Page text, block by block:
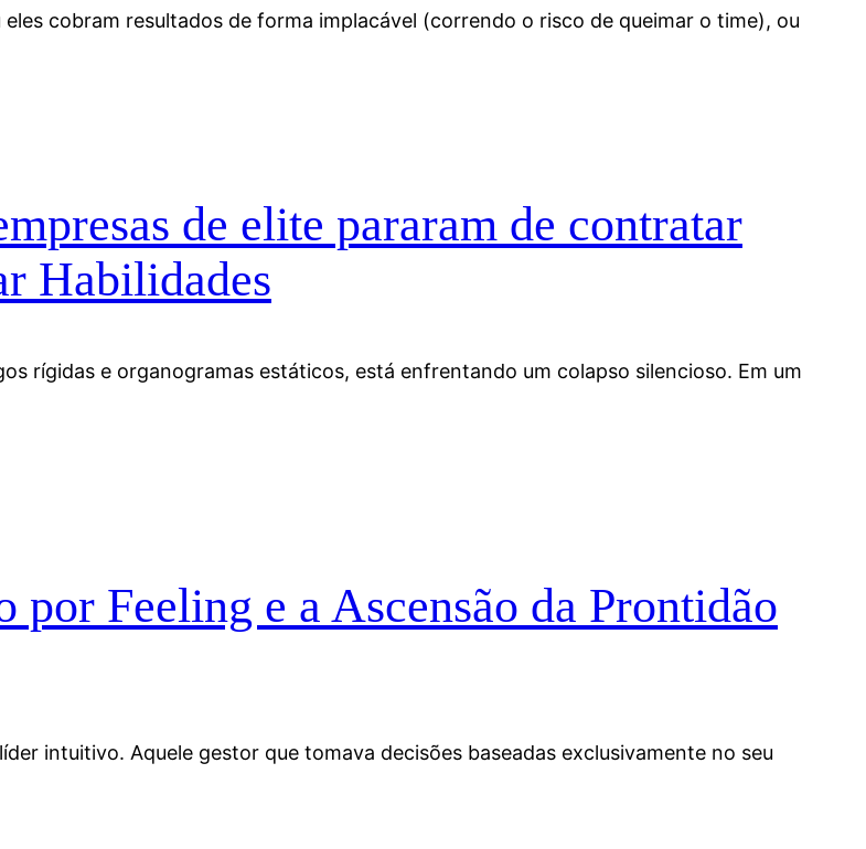
cobram resultados de forma implacável (correndo o risco de queimar o time), ou
de elite pararam de contratar
Habilidades
rígidas e organogramas estáticos, está enfrentando um colapso silencioso. Em um
Feeling e a Ascensão da Prontidão
intuitivo. Aquele gestor que tomava decisões baseadas exclusivamente no seu